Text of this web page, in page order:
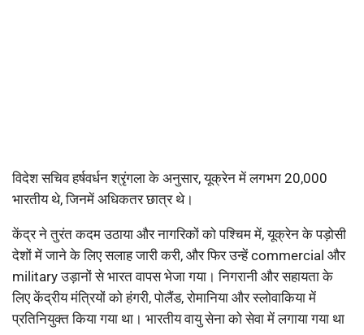
विदेश सचिव हर्षवर्धन श्रृंगला के अनुसार, यूक्रेन में लगभग 20,000
भारतीय थे, जिनमें अधिकतर छात्र थे।
केंद्र ने तुरंत कदम उठाया और नागरिकों को पश्चिम में, यूक्रेन के पड़ोसी
देशों में जाने के लिए सलाह जारी करी, और फिर उन्हें commercial और
military उड़ानों से भारत वापस भेजा गया। निगरानी और सहायता के
लिए केंद्रीय मंत्रियों को हंगरी, पोलैंड, रोमानिया और स्लोवाकिया में
प्रतिनियुक्त किया गया था। भारतीय वायु सेना को सेवा में लगाया गया था